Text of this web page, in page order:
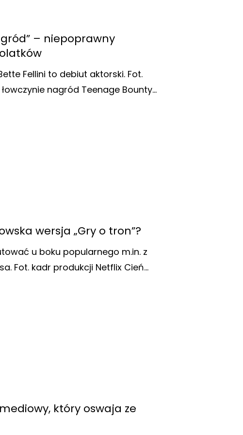
– niepoprawny
Fellini to debiut aktorski. Fot.
nagród Teenage Bounty…
wersja „Gry o tron”?
u boku popularnego m.in. z
Fot. kadr produkcji Netflix Cień…
który oswaja ze